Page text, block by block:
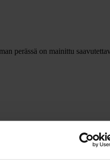
perässä on mainittu